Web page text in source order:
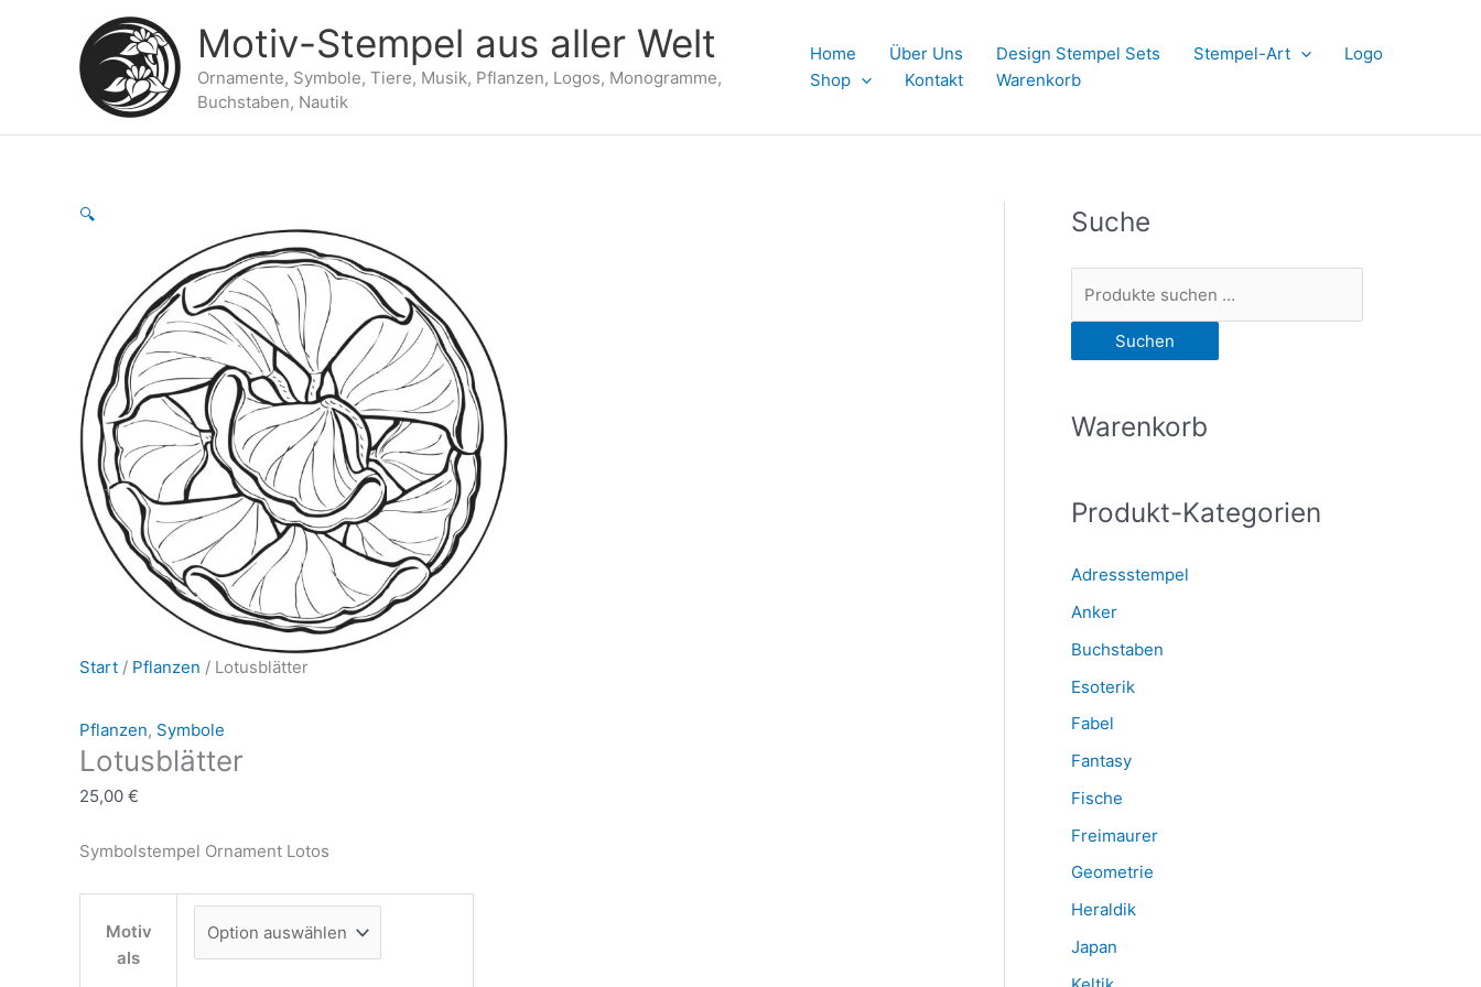
Motiv-Stempel aus aller Welt
Ornamente, Symbole, Tiere, Musik, Pflanzen, Logos, Monogramme,
Buchstaben, Nautik
Home Über Uns Design Stempel Sets Stempel-Art
Logo
Shop
Kontakt Warenkorb
🔍
Start / Pflanzen / Lotusblätter
Pflanzen, Symbole
Lotusblätter
25,00 €
Symbolstempel Ornament Lotos
Motiv
als
Suche
u
e
a
h
:
Suchen
Warenkorb
Produkt-Kategorien
Adressstempel
Anker
Buchstaben
Esoterik
Fabel
Fantasy
Fische
Freimaurer
Geometrie
Heraldik
Japan